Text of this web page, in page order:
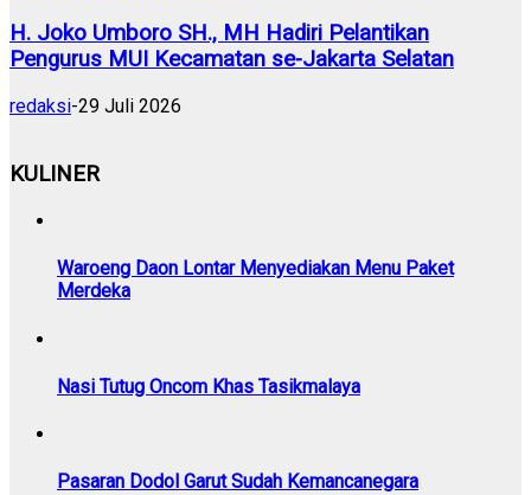
H. Joko Umboro SH., MH Hadiri Pelantikan
Pengurus MUI Kecamatan se-Jakarta Selatan
redaksi-29 Juli 2026
KULINER
Waroeng Daon Lontar Menyediakan Menu Paket
Merdeka
Nasi Tutug Oncom Khas Tasikmalaya
Pasaran Dodol Garut Sudah Kemancanegara